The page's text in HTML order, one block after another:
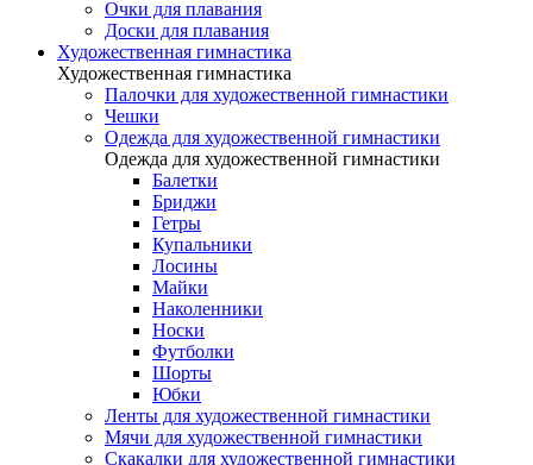
Очки для плавания
Доски для плавания
Художественная гимнастика
Художественная гимнастика
Палочки для художественной гимнастики
Чешки
Одежда для художественной гимнастики
Одежда для художественной гимнастики
Балетки
Бриджи
Гетры
Купальники
Лосины
Майки
Наколенники
Носки
Футболки
Шорты
Юбки
Ленты для художественной гимнастики
Мячи для художественной гимнастики
Скакалки для художественной гимнастики